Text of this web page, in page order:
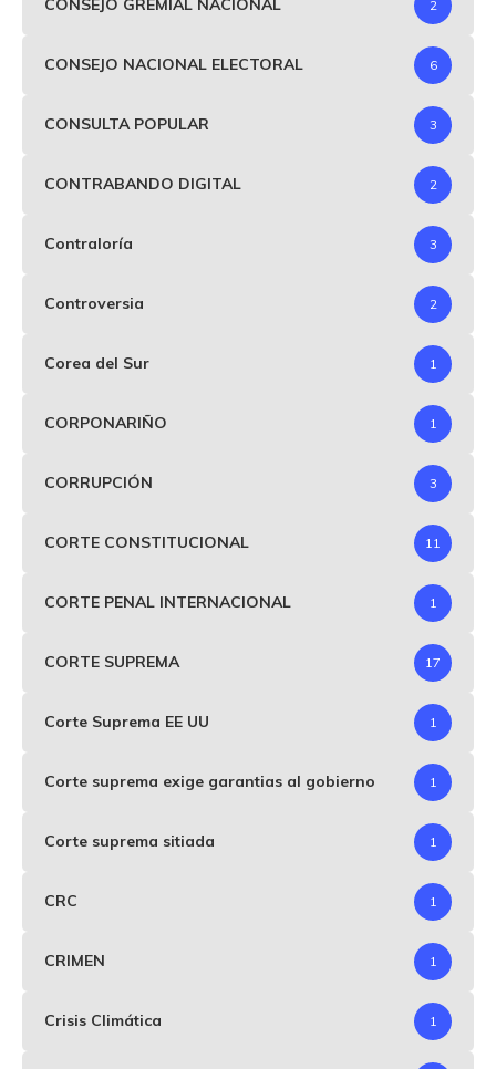
CONSEJO GREMIAL NACIONAL 2
CONSEJO NACIONAL ELECTORAL 6
CONSULTA POPULAR 3
CONTRABANDO DIGITAL 2
Contraloría 3
Controversia 2
Corea del Sur 1
CORPONARIÑO 1
CORRUPCIÓN 3
CORTE CONSTITUCIONAL 11
CORTE PENAL INTERNACIONAL 1
CORTE SUPREMA 17
Corte Suprema EE UU 1
Corte suprema exige garantias al gobierno 1
Corte suprema sitiada 1
CRC 1
CRIMEN 1
Crisis Climática 1